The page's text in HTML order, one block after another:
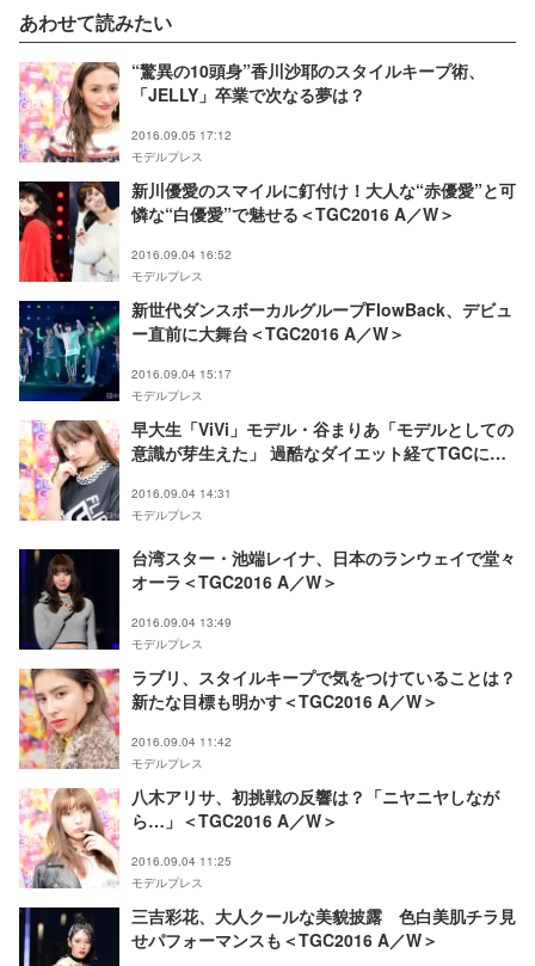
あわせて読みたい
“驚異の10頭身”香川沙耶のスタイルキープ術、
「JELLY」卒業で次なる夢は？
2016.09.05 17:12
モデルプレス
新川優愛のスマイルに釘付け！大人な“赤優愛”と可
憐な“白優愛”で魅せる＜TGC2016 A／W＞
2016.09.04 16:52
モデルプレス
新世代ダンスボーカルグループFlowBack、デビュ
ー直前に大舞台＜TGC2016 A／W＞
2016.09.04 15:17
モデルプレス
早大生「ViVi」モデル・谷まりあ「モデルとしての
意識が芽生えた」 過酷なダイエット経てTGCに初
2016.09.04 14:31
モデルプレス
台湾スター・池端レイナ、日本のランウェイで堂々
オーラ＜TGC2016 A／W＞
2016.09.04 13:49
モデルプレス
ラブリ、スタイルキープで気をつけていることは？
新たな目標も明かす＜TGC2016 A／W＞
2016.09.04 11:42
モデルプレス
八木アリサ、初挑戦の反響は？「ニヤニヤしなが
ら…」＜TGC2016 A／W＞
2016.09.04 11:25
モデルプレス
三吉彩花、大人クールな美貌披露 色白美肌チラ見
せパフォーマンスも＜TGC2016 A／W＞